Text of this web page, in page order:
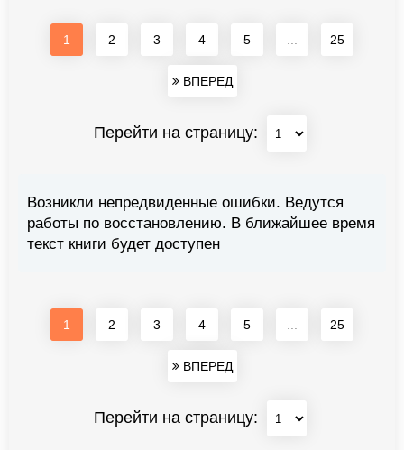
1 2 3 4 5 25
ВПЕРЕД
Перейти на страницу:
Возникли непредвиденные ошибки. Ведутся
работы по восстановлению. В ближайшее время
текст книги будет доступен
1 2 3 4 5 25
ВПЕРЕД
Перейти на страницу: